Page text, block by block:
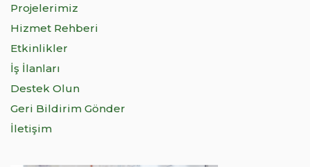
Projelerimiz
Hizmet Rehberi
Etkinlikler
İş İlanları
Destek Olun
Geri Bildirim Gönder
İletişim